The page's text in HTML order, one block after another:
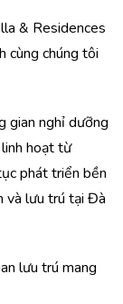
& Residences
cùng chúng tôi
gian nghỉ dưỡng
hoạt từ
phát triển bền
và lưu trú tại Đà
lưu trú mang